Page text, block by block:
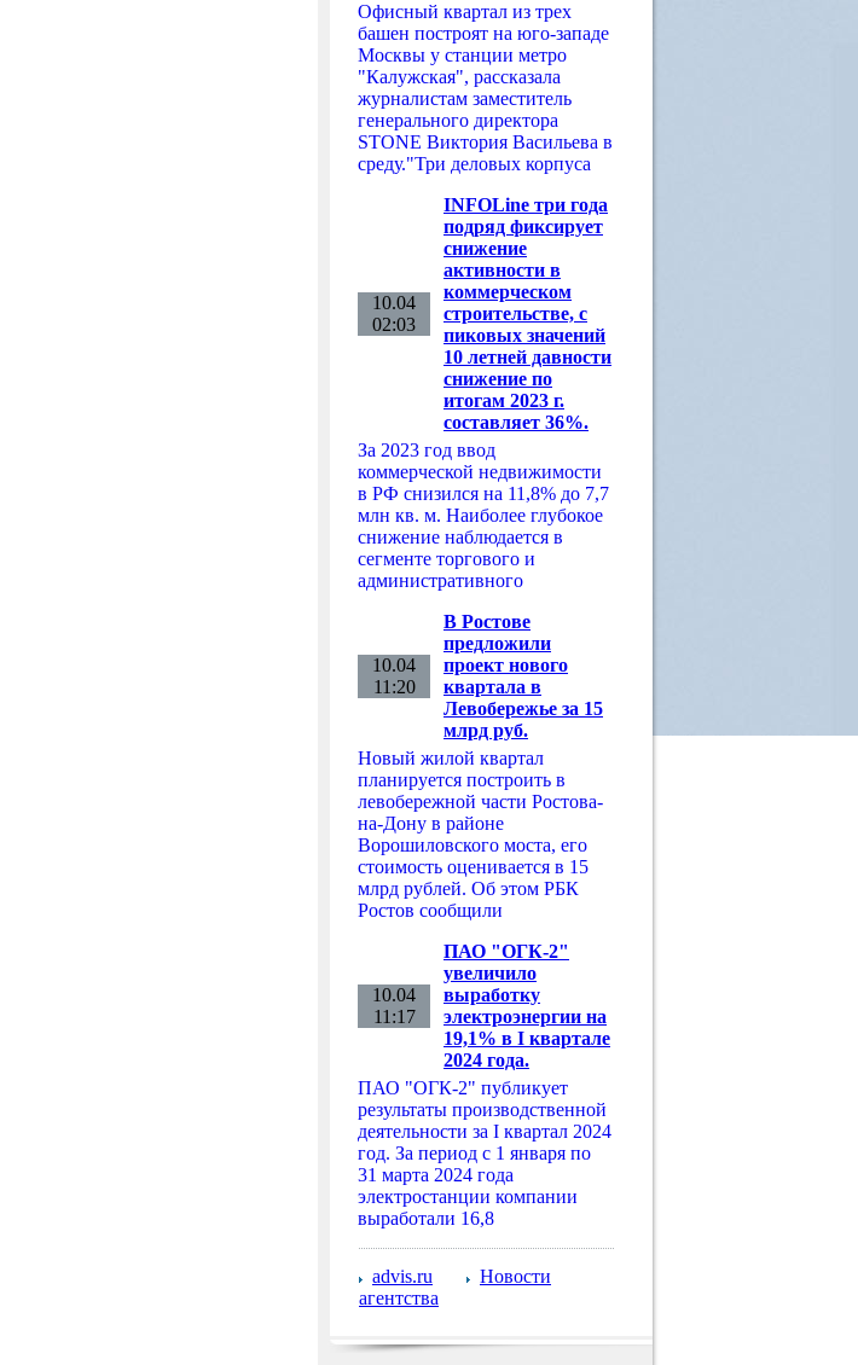
Офисный квартал из трех
башен построят на юго-западе
Москвы у станции метро
"Калужская", рассказала
журналистам заместитель
генерального директора
STONE Виктория Васильева в
среду."Три деловых корпуса
10.04
02:03
INFOLine три года
подряд фиксирует
снижение
активности в
коммерческом
строительстве, с
пиковых значений
10 летней давности
снижение по
итогам 2023 г.
составляет 36%.
За 2023 год ввод
коммерческой недвижимости
в РФ снизился на 11,8% до 7,7
млн кв. м. Наиболее глубокое
снижение наблюдается в
сегменте торгового и
административного
10.04
11:20
В Ростове
предложили
проект нового
квартала в
Левобережье за 15
млрд руб.
Новый жилой квартал
планируется построить в
левобережной части Ростова-
на-Дону в районе
Ворошиловского моста, его
стоимость оценивается в 15
млрд рублей. Об этом РБК
Ростов сообщили
10.04
11:17
ПАО "ОГК-2"
увеличило
выработку
электроэнергии на
19,1% в I квартале
2024 года.
ПАО "ОГК-2" публикует
результаты производственной
деятельности за I квартал 2024
год. За период с 1 января по
31 марта 2024 года
электростанции компании
выработали 16,8
advis.ru
Новости
агентства